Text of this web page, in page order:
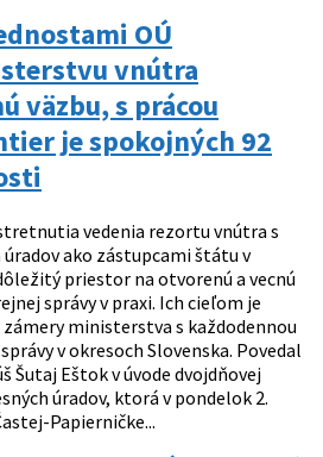
OÚ
vnútra
väzbu, s prácou
je spokojných 92
vedenia rezortu vnútra s
ako zástupcami štátu v
priestor na otvorenú a vecnú
správy v praxi. Ich cieľom je
ministerstva s každodennou
v okresoch Slovenska. Povedal
Šutaj Eštok v úvode dvojdňovej
úradov, ktorá v pondelok 2.
Papierničke...